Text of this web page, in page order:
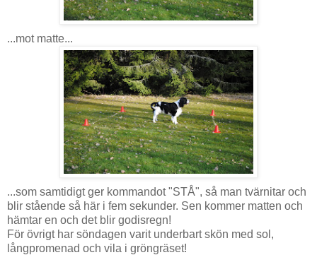
...mot matte...
...som samtidigt ger kommandot "STÅ", så man tvärnitar och
blir stående så här i fem sekunder. Sen kommer matten och
hämtar en och det blir godisregn!
För övrigt har söndagen varit underbart skön med sol,
långpromenad och vila i gröngräset!